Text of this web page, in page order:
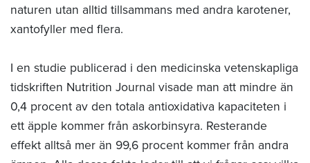
naturen utan alltid tillsammans med andra karotener,
xan­tofyller med flera.
I en studie publicerad i den medicinska vetenskapliga
tidskriften Nutrition Journal visade man att mindre än
0,4 procent av den totala antioxidativa kapaciteten i
ett äpple kommer från askorbinsyra. Resterande
effekt alltså mer än 99,6 procent kommer från andra